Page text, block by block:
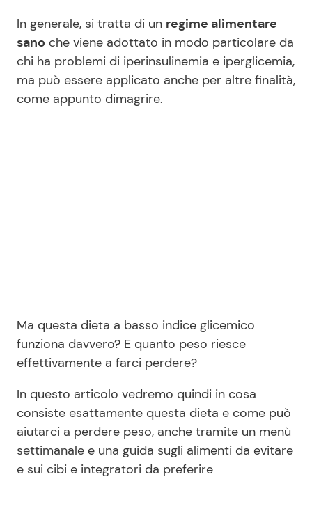
Seguici
Info
In generale, si tratta di un regime alimentare
sano che viene adottato in modo particolare da
chi ha problemi di iperinsulinemia e iperglicemia,
ma può essere applicato anche per altre finalità,
come appunto dimagrire.
Ma questa dieta a basso indice glicemico
funziona davvero? E quanto peso riesce
effettivamente a farci perdere?
In questo articolo vedremo quindi in cosa
consiste esattamente questa dieta e come può
aiutarci a perdere peso, anche tramite un menù
settimanale e una guida sugli alimenti da evitare
e sui cibi e integratori da preferire